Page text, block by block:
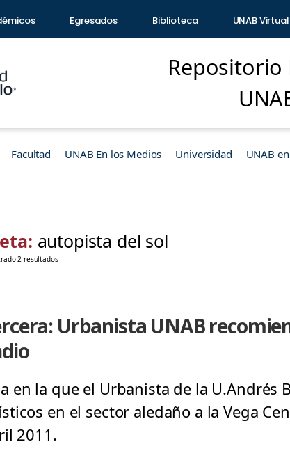
Egresados Biblioteca UNAB Virtual
Repositorio
Facultad UNAB En los Medios Universidad UNAB
autopista del sol
2 resultados
Urbanista UNAB
en la que el Urbanista de la U.Andrés
en el sector aledaño a la Vega
2011.